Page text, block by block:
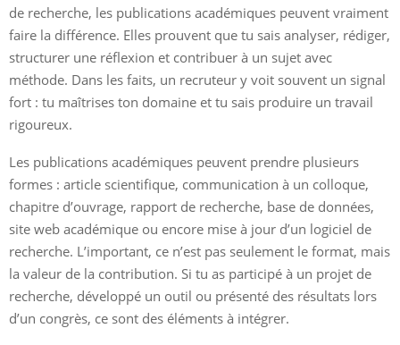
de recherche, les publications académiques peuvent vraiment
faire la différence. Elles prouvent que tu sais analyser, rédiger,
structurer une réflexion et contribuer à un sujet avec
méthode. Dans les faits, un recruteur y voit souvent un signal
fort : tu maîtrises ton domaine et tu sais produire un travail
rigoureux.
Les publications académiques peuvent prendre plusieurs
formes : article scientifique, communication à un colloque,
chapitre d’ouvrage, rapport de recherche, base de données,
site web académique ou encore mise à jour d’un logiciel de
recherche. L’important, ce n’est pas seulement le format, mais
la valeur de la contribution. Si tu as participé à un projet de
recherche, développé un outil ou présenté des résultats lors
d’un congrès, ce sont des éléments à intégrer.